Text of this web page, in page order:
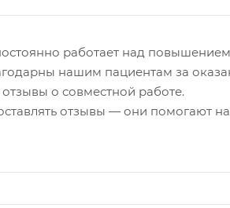
работает над повышением
нашим пациентам за
о совместной работе.
отзывы — они помогают